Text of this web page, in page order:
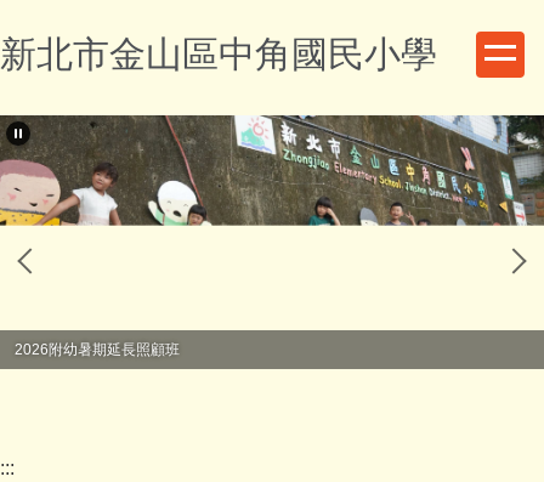
到
主
內
容
區
新北市金山區中角國民小學
2026附幼暑期延長照顧班
:::